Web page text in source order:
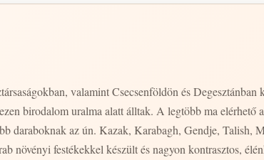
valamint Csecsenföldön és Degesztánban
birodalom uralma alatt álltak. A legtöbb ma elérhető
daraboknak az ún. Kazak, Karabagh, Gendje, Talish,
növényi festékekkel készült és nagyon kontrasztos,